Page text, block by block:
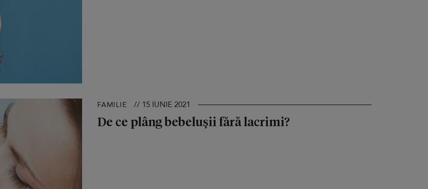
FAMILIE // 15 IUNIE 2021
De ce plâng bebelușii fără lacrimi?